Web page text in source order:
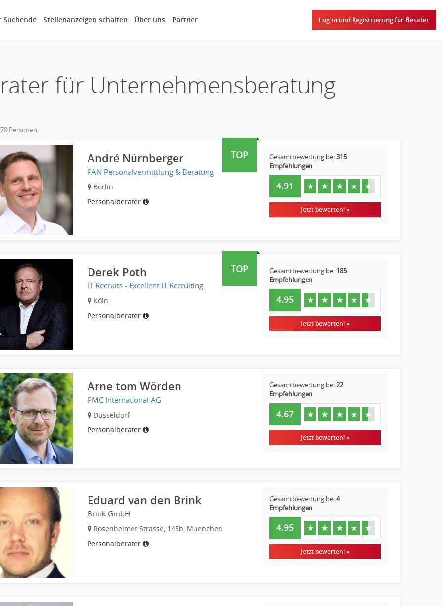
Suchende Stellenanzeigen schalten Über uns Partner Log in und Registrierung für Berater
für Unternehmensberatung
Personen
TOP
André Nürnberger
PAN Personalvermittlung & Beratung
Berlin
Personalberater
Gesamtbewertung bei315
Empfehlungen
4.91 ★ ★ ★ ★ ★
Jetzt bewerten! »
TOP
Derek Poth
IT Recruits - Excellent IT Recruiting
Köln
Personalberater
Gesamtbewertung bei 185
Empfehlungen
4.95 ★ ★ ★ ★ ★
Jetzt bewerten! »
Arne tom Wörden
PMC International AG
Düsseldorf
Personalberater
Gesamtbewertung bei22
Empfehlungen
4.67 ★ ★ ★ ★ ★
Jetzt bewerten! »
Eduard van den Brink
Brink GmbH
Rosenheimer Strasse, 145b, Muenchen
Personalberater
Gesamtbewertung bei4
Empfehlungen
4.95 ★ ★ ★ ★ ★
Jetzt bewerten! »